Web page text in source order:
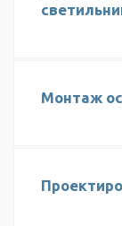
Монтаж